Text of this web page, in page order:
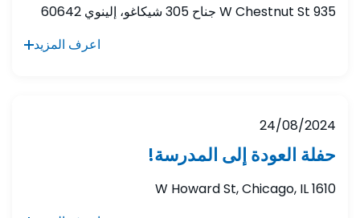
935 W Chestnut St جناح 305 شيكاغو، إلينوي 60642
اعرف المزيد
24/08/2024
حفلة العودة إلى المدرسة!
1610 W Howard St, Chicago, IL